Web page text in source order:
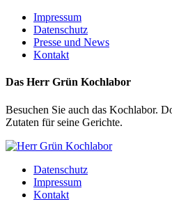
Impressum
Datenschutz
Presse und News
Kontakt
Das Herr Grün Kochlabor
Besuchen Sie auch das Kochlabor.
Zutaten für seine Gerichte.
Datenschutz
Impressum
Kontakt